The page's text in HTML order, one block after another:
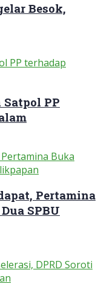
Besok,
Satpol PP
Pertamina
SPBU